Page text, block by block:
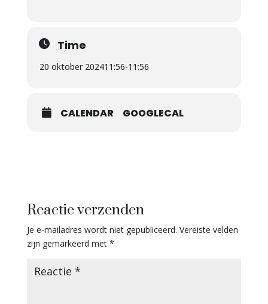
Time
20 oktober 202411:56-11:56
CALENDAR GOOGLECAL
Reactie verzenden
Je e-mailadres wordt niet gepubliceerd. Vereiste velden
zijn gemarkeerd met *